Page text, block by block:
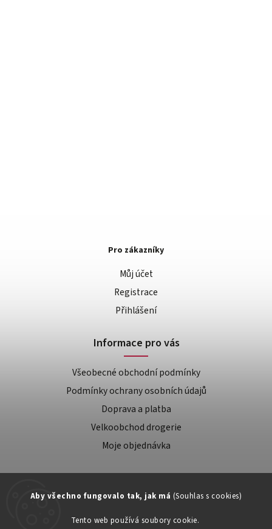
Aby všechno fungovalo tak, jak má (Souhlas s cookies)
Tento web používá soubory cookie.
Pro zákazníky
Můj účet
Registrace
Přihlášení
Informace pro vás
Všeobecné obchodní podmínky
Podmínky ochrany osobních údajů
Doprava a platba
Velkoobchod drogerie
Moje objednávka